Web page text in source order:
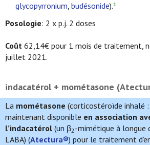
glycopyrronium, budésonide).1
Posologie: 2 x p.j. 2 doses
Coût 62,14€ pour 1 mois de traitement,
juillet 2021.
indacatérol + mométasone
La mométasone (corticostéroïde inhalé :
maintenant disponible en association
l’indacatérol (un β2-mimétique à longue
LABA) (Atectura®) pour le traitement